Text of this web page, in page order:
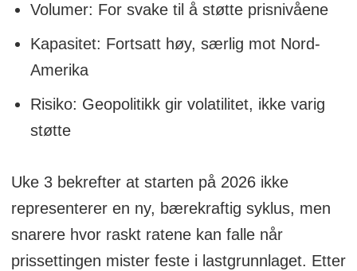
Volumer: For svake til å støtte prisnivåene
Kapasitet: Fortsatt høy, særlig mot Nord-
Amerika
Risiko: Geopolitikk gir volatilitet, ikke varig
støtte
Uke 3 bekrefter at starten på 2026 ikke
representerer en ny, bærekraftig syklus, men
snarere hvor raskt ratene kan falle når
prissettingen mister feste i lastgrunnlaget. Etter